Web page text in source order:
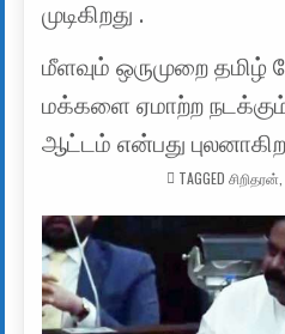
முடிகிறது .
மீளவும் ஒருமுறை தமிழ்
மக்களை ஏமாற்ற
ஆட்டம் என்பது
TAGGED சிறிதரன்